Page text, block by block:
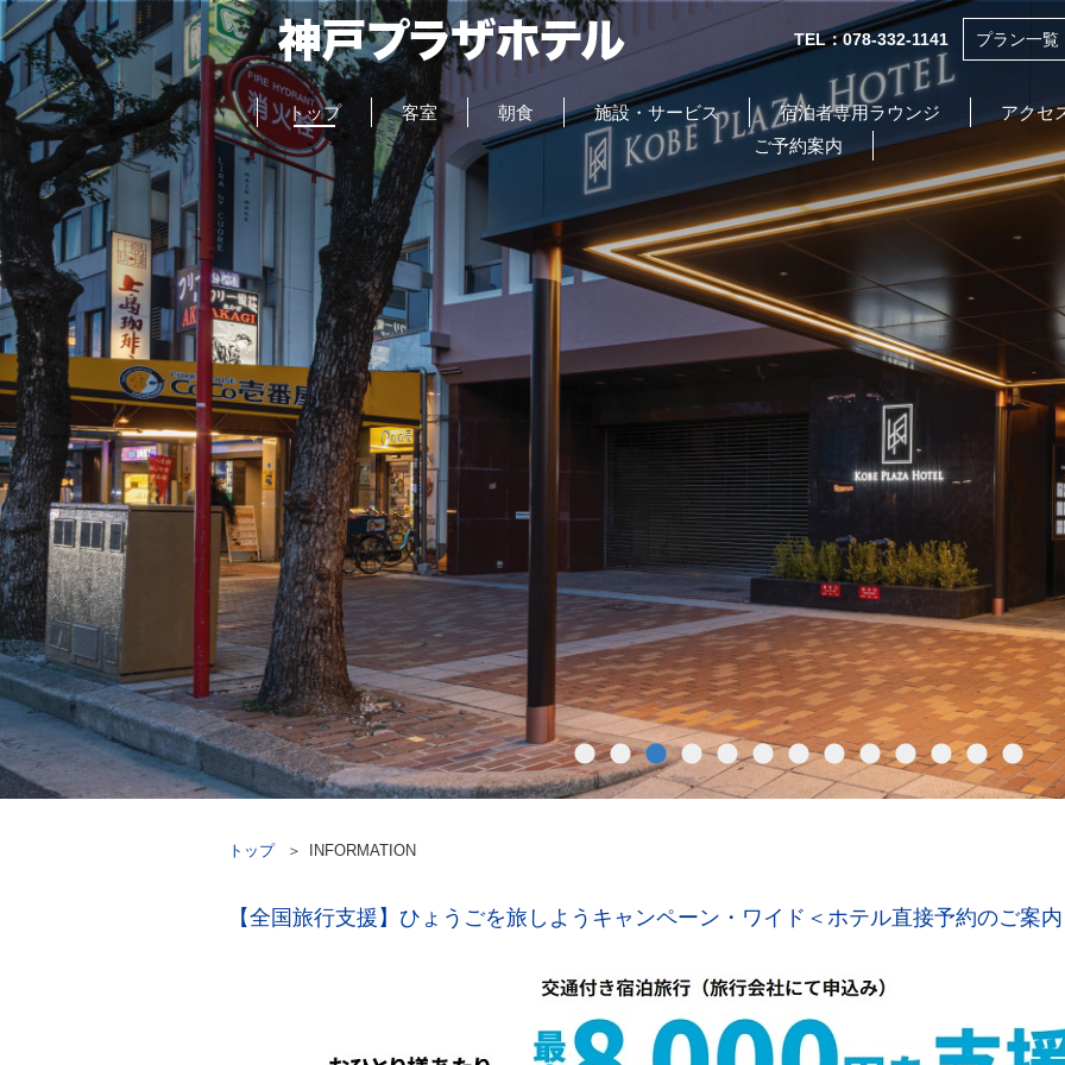
TEL：078-332-1141 プラン一覧
トップ 客室 朝食 施設・サービス 宿泊者専用ラウンジ
アクセ
ご予約案内
トップ INFORMATION
INFORMATION
【全国旅行支援】ひょうごを旅しようキャンペーン・ワイド＜ホテル直接予約のご案